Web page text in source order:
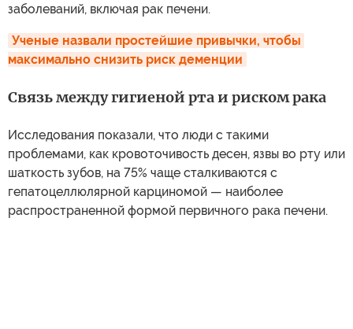
заболеваний, включая рак печени.
Ученые назвали простейшие привычки, чтобы
максимально снизить риск деменции
Связь между гигиеной рта и риском рака
Исследования показали, что люди с такими
проблемами, как кровоточивость десен, язвы во рту или
шаткость зубов, на 75% чаще сталкиваются с
гепатоцеллюлярной карциномой — наиболее
распространенной формой первичного рака печени.